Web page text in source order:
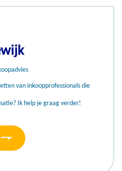
van inkoopprofessionals die
Ik help je graag verder!